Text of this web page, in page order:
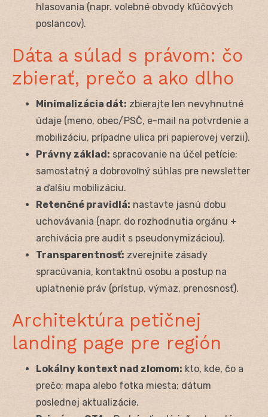
hlasovania (napr. volebné obvody kľúčových
poslancov).
Dáta a súlad s právom: čo
zbierať, prečo a ako dlho
Minimalizácia dát: zbierajte len nevyhnutné
údaje (meno, obec/PSČ, e-mail na potvrdenie a
mobilizáciu, prípadne ulica pri papierovej verzii).
Právny základ: spracovanie na účel petície;
samostatný a dobrovoľný súhlas pre newsletter
a ďalšiu mobilizáciu.
Retenčné pravidlá: nastavte jasnú dobu
uchovávania (napr. do rozhodnutia orgánu +
archivácia pre audit s pseudonymizáciou).
Transparentnosť: zverejnite zásady
spracúvania, kontaktnú osobu a postup na
uplatnenie práv (prístup, výmaz, prenosnosť).
Architektúra petičnej
landing page pre región
Lokálny kontext nad zlomom: kto, kde, čo a
prečo; mapa alebo fotka miesta; dátum
poslednej aktualizácie.